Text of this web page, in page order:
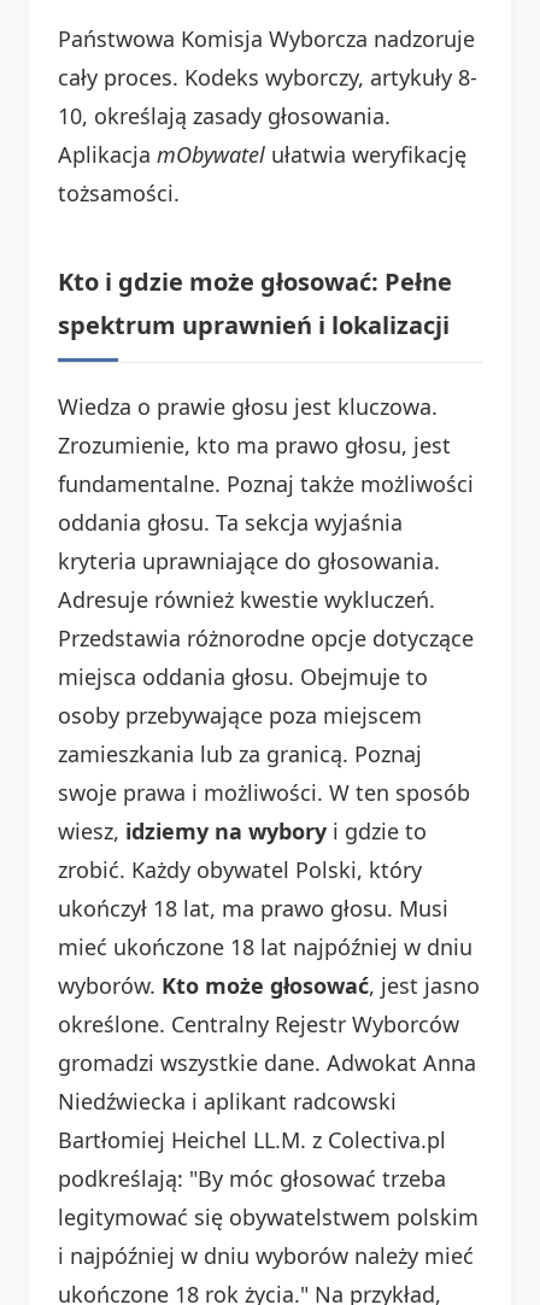
Państwowa Komisja Wyborcza nadzoruje
cały proces. Kodeks wyborczy, artykuły 8-
10, określają zasady głosowania.
Aplikacja mObywatel ułatwia weryfikację
tożsamości.
Kto i gdzie może głosować: Pełne
spektrum uprawnień i lokalizacji
Wiedza o prawie głosu jest kluczowa.
Zrozumienie, kto ma prawo głosu, jest
fundamentalne. Poznaj także możliwości
oddania głosu. Ta sekcja wyjaśnia
kryteria uprawniające do głosowania.
Adresuje również kwestie wykluczeń.
Przedstawia różnorodne opcje dotyczące
miejsca oddania głosu. Obejmuje to
osoby przebywające poza miejscem
zamieszkania lub za granicą. Poznaj
swoje prawa i możliwości. W ten sposób
wiesz, idziemy na wybory i gdzie to
zrobić. Każdy obywatel Polski, który
ukończył 18 lat, ma prawo głosu. Musi
mieć ukończone 18 lat najpóźniej w dniu
wyborów. Kto może głosować, jest jasno
określone. Centralny Rejestr Wyborców
gromadzi wszystkie dane. Adwokat Anna
Niedźwiecka i aplikant radcowski
Bartłomiej Heichel LL.M. z Colectiva.pl
podkreślają: "By móc głosować trzeba
legitymować się obywatelstwem polskim
i najpóźniej w dniu wyborów należy mieć
ukończone 18 rok życia." Na przykład,